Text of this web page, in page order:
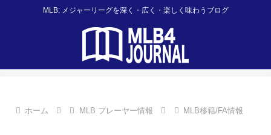
MLB: メジャーリーグを深く・広く・楽しく味わうブログ
ホーム MLB プレーヤー情報 MLB移籍/FA情報